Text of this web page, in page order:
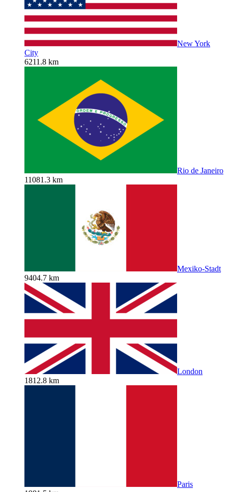
New York
City
6211.8 km
Rio de Janeiro
11081.3 km
Mexiko-Stadt
9404.7 km
London
1812.8 km
Paris